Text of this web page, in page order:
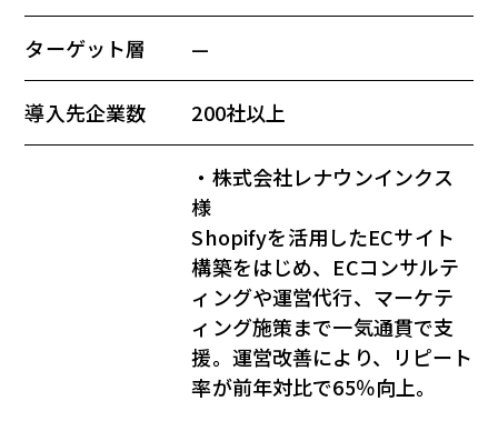
ターゲット層 —
導入先企業数 200社以上
・株式会社レナウンインクス
様
Shopifyを活用したECサイト
構築をはじめ、ECコンサルテ
ィングや運営代行、マーケテ
ィング施策まで一気通貫で支
援。運営改善により、リピート
率が前年対比で65％向上。